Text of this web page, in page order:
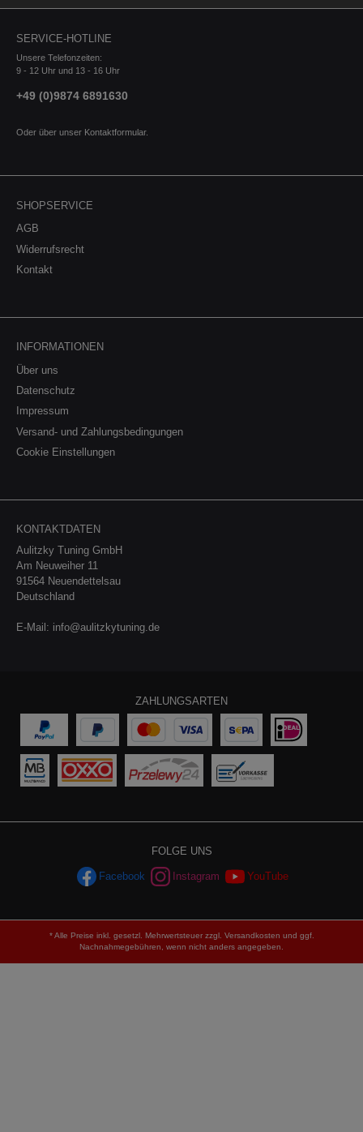
SERVICE-HOTLINE
Unsere Telefonzeiten:
9 - 12 Uhr und 13 - 16 Uhr
+49 (0)9874 6891630
Oder über unser Kontaktformular.
SHOPSERVICE
AGB
Widerrufsrecht
Kontakt
INFORMATIONEN
Über uns
Datenschutz
Impressum
Versand- und Zahlungsbedingungen
Cookie Einstellungen
KONTAKTDATEN
Aulitzky Tuning GmbH
Am Neuweiher 11
91564 Neuendettelsau
Deutschland
E-Mail: info@aulitzkytuning.de
ZAHLUNGSARTEN
FOLGE UNS
Facebook Instagram YouTube
* Alle Preise inkl. gesetzl. Mehrwertsteuer zzgl. Versandkosten und ggf.
Nachnahmegebühren, wenn nicht anders angegeben.